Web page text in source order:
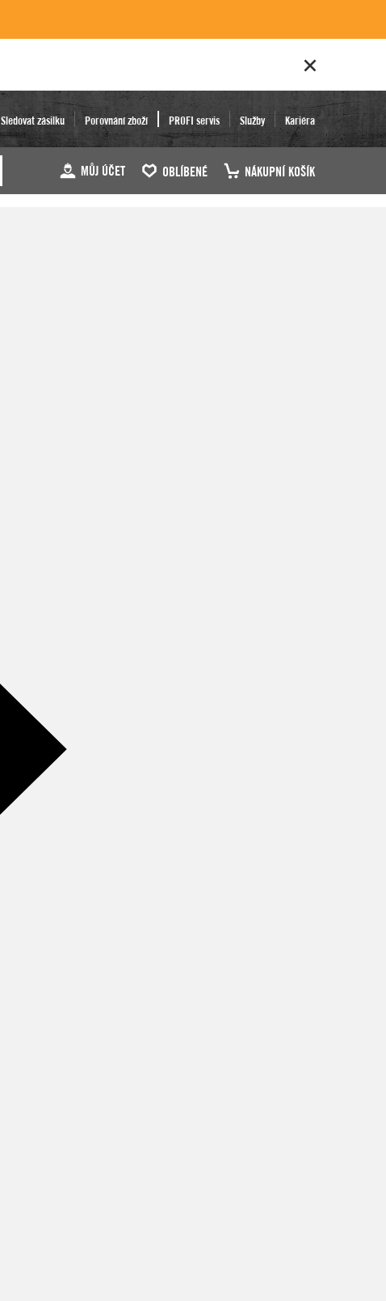
Sledovat zásilku Porovnání zboží PROFI servis Služby Kariéra
MŮJ ÚČET OBLÍBENÉ NÁKUPNÍ KOŠÍK